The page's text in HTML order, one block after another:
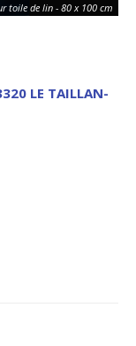
toile de lin - 80 x 100 cm
LE TAILLAN-